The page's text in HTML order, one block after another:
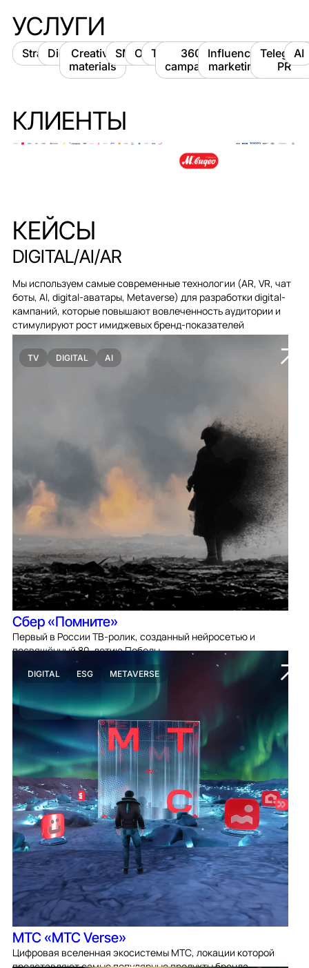
УСЛУГИ
StrategyDigitalCreative
materials
SMMOLVTV
360°
campaigns
Influencer
marketing
Telegram
PR
AI
КЛИЕНТЫ
КЕЙСЫ
DIGITAL/AI/AR
Мы используем самые современные технологии (AR, VR, чат
боты, AI, digital-аватары, Metaverse) для разработки digital-
кампаний, которые повышают вовлеченность аудитории и
стимулируют рост имиджевых бренд-показателей
TV DIGITAL AI
Сбер «Помните»
Первый в России ТВ-ролик, созданный нейросетью и
посвящённый 80-летию Победы
DIGITAL ESG METAVERSE
МТС «МТС Verse»
Цифровая вселенная экосистемы МТС, локации которой